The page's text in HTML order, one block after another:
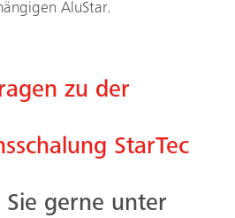
AluStar.
zu der
StarTec
gerne unter